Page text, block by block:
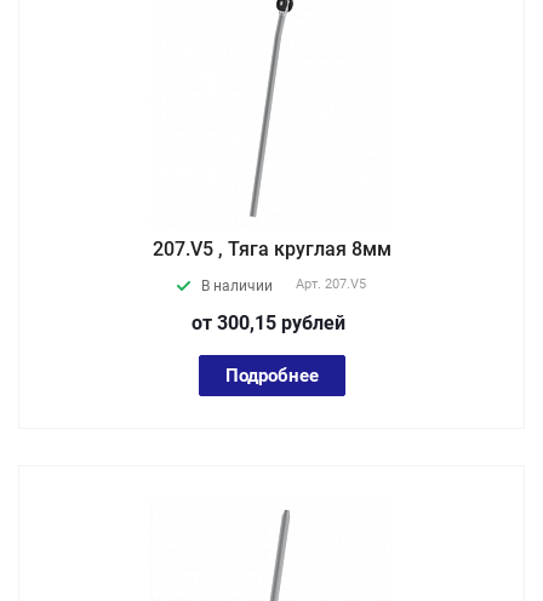
207.V5 , Тяга круглая 8мм
В наличии Арт. 207.V5
от 300,15 рублей
Подробнее